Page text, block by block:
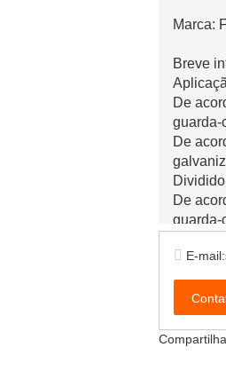
Marca:
Breve
De
guarda-
De
De
guarda-
E-